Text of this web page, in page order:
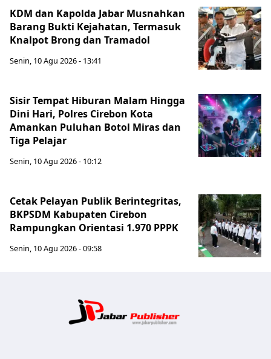
KDM dan Kapolda Jabar Musnahkan
Barang Bukti Kejahatan, Termasuk
Knalpot Brong dan Tramadol
Senin, 10 Agu 2026 - 13:41
Sisir Tempat Hiburan Malam Hingga
Dini Hari, Polres Cirebon Kota
Amankan Puluhan Botol Miras dan
Tiga Pelajar
Senin, 10 Agu 2026 - 10:12
Cetak Pelayan Publik Berintegritas,
BKPSDM Kabupaten Cirebon
Rampungkan Orientasi 1.970 PPPK
Senin, 10 Agu 2026 - 09:58